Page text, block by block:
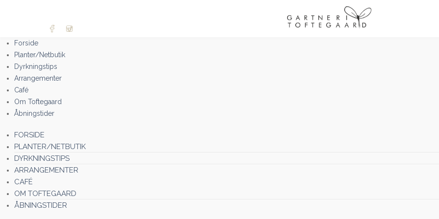
Forside
Planter/Netbutik
Dyrkningstips
Arrangementer
Café
Om Toftegaard
Åbningstider
FORSIDE
PLANTER/NETBUTIK
DYRKNINGSTIPS
ARRANGEMENTER
CAFÉ
OM TOFTEGAARD
ÅBNINGSTIDER